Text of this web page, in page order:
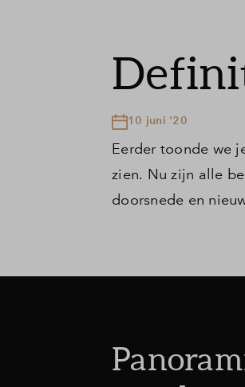
10 juni '20
Eerder toonde we
zien. Nu zijn alle
doorsnede en